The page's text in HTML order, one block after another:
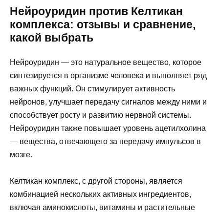
Нейроуридин против Келтикан
комплекса: отзывы и сравнение,
какой выбрать
Нейроуридин — это натуральное вещество, которое
синтезируется в организме человека и выполняет ряд
важных функций. Он стимулирует активность
нейронов, улучшает передачу сигналов между ними и
способствует росту и развитию нервной системы.
Нейроуридин также повышает уровень ацетилхолина
— вещества, отвечающего за передачу импульсов в
мозге.
Келтикан комплекс, с другой стороны, является
комбинацией нескольких активных ингредиентов,
включая аминокислоты, витамины и растительные